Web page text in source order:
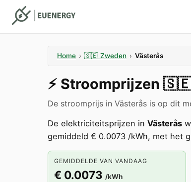
Home › 🇸🇪 Zweden › Västerås
⚡️ Stroomprijzen
De stroomprijs in Västerås is op dit
De elektriciteitsprijzen in Västerås
gemiddeld € 0.0073 /kWh, met het
GEMIDDELDE VAN VANDAAG
€ 0.0073 /kWh